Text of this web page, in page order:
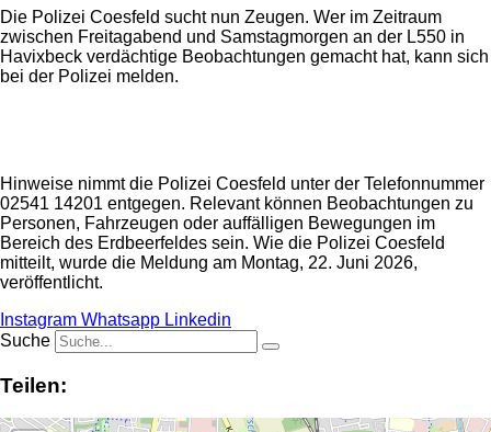
Die Polizei Coesfeld sucht nun Zeugen. Wer im Zeitraum
zwischen Freitagabend und Samstagmorgen an der L550 in
Havixbeck verdächtige Beobachtungen gemacht hat, kann sich
bei der Polizei melden.
Hinweise nimmt die Polizei Coesfeld unter der Telefonnummer
02541 14201 entgegen. Relevant können Beobachtungen zu
Personen, Fahrzeugen oder auffälligen Bewegungen im
Bereich des Erdbeerfeldes sein. Wie die Polizei Coesfeld
mitteilt, wurde die Meldung am Montag, 22. Juni 2026,
veröffentlicht.
Instagram Whatsapp Linkedin
Suche
Teilen: